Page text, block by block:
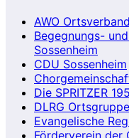
AWO
Begegnungs-
Sossenheim
CDU Sossenheim
Die SPRITZER
DLRG
Evangelische